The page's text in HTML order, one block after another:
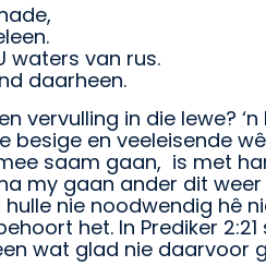
waters van rus.
daarheen.
vervulling in die lewe?
besige en veeleisende
saam gaan, is met
my gaan ander dit
hulle nie noodwendig hê
het. In Prediker
wat glad nie daarvoor